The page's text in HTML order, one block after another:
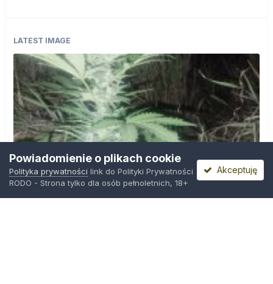
LATEST IMAGE
Powiadomienie o plikach cookie
Polityka prywatności link do Polityki Prywatności
RODO - Strona tylko dla osób pełnoletnich, 18+
Akceptuję